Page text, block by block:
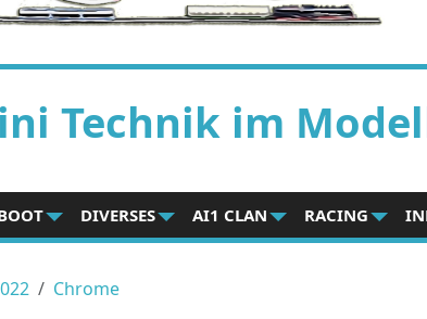
Technik im
DIVERSES AI1 CLAN RACING
Chrome